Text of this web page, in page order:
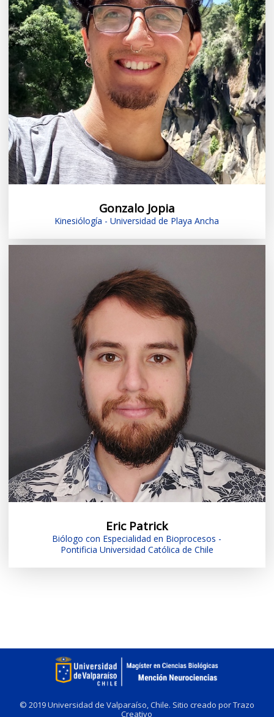
Gonzalo Jopia
Kinesiólogía - Universidad de Playa Ancha
Eric Patrick
Biólogo con Especialidad en Bioprocesos -
Pontificia Universidad Católica de Chile
© 2019 Universidad de Valparaíso, Chile. Sitio creado por Trazo
Creativo